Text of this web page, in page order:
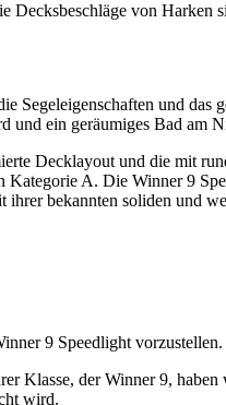
Decksbeschläge von Harken
Segeleigenschaften und
und ein geräumiges Bad am
Decklayout und die mit
Kategorie A. Die Winner 9
bekannten soliden und
9 Speedlight vorzustellen.
Klasse, der Winner 9,
wird.